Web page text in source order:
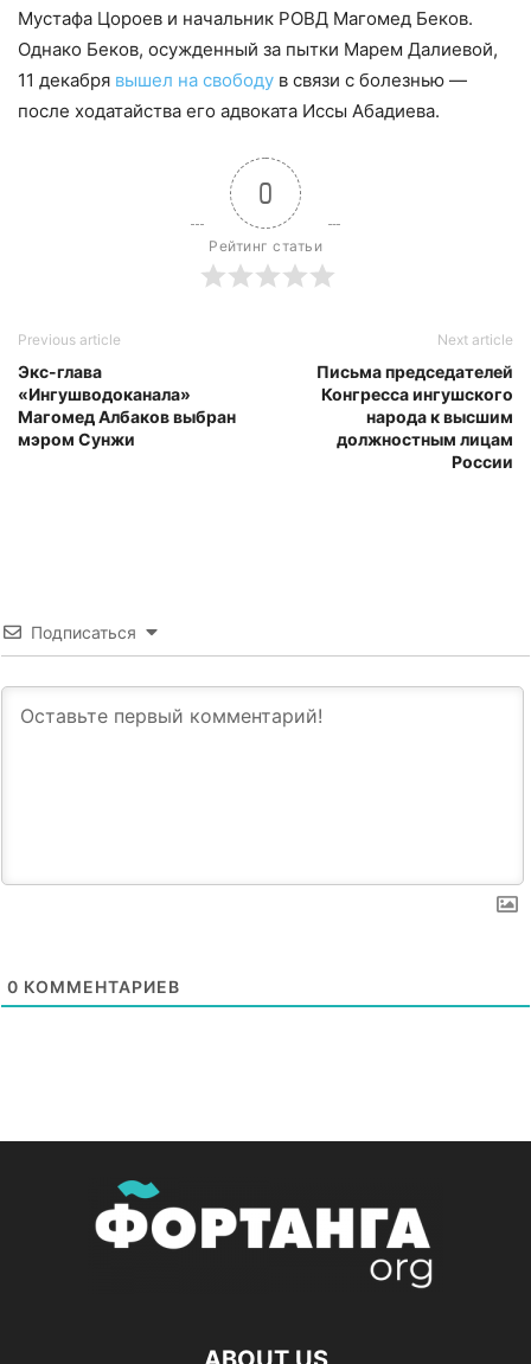
Мустафа Цороев и начальник РОВД Магомед Беков.
Однако Беков, осужденный за пытки Марем Далиевой,
11 декабря вышел на свободу в связи с болезнью —
после ходатайства его адвоката Иссы Абадиева.
0
Рейтинг статьи
Previous article
Экс-глава
«Ингушводоканала»
Магомед Албаков выбран
мэром Сунжи
Next article
Письма председателей
Конгресса ингушского
народа к высшим
должностным лицам
России
Подписаться
0 КОММЕНТАРИЕВ